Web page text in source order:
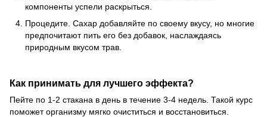
компоненты успели раскрыться.
Процедите. Сахар добавляйте по своему вкусу, но многие
предпочитают пить его без добавок, наслаждаясь
природным вкусом трав.
Как принимать для лучшего эффекта?
Пейте по 1-2 стакана в день в течение 3-4 недель. Такой курс
поможет организму мягко очиститься и восстановиться.